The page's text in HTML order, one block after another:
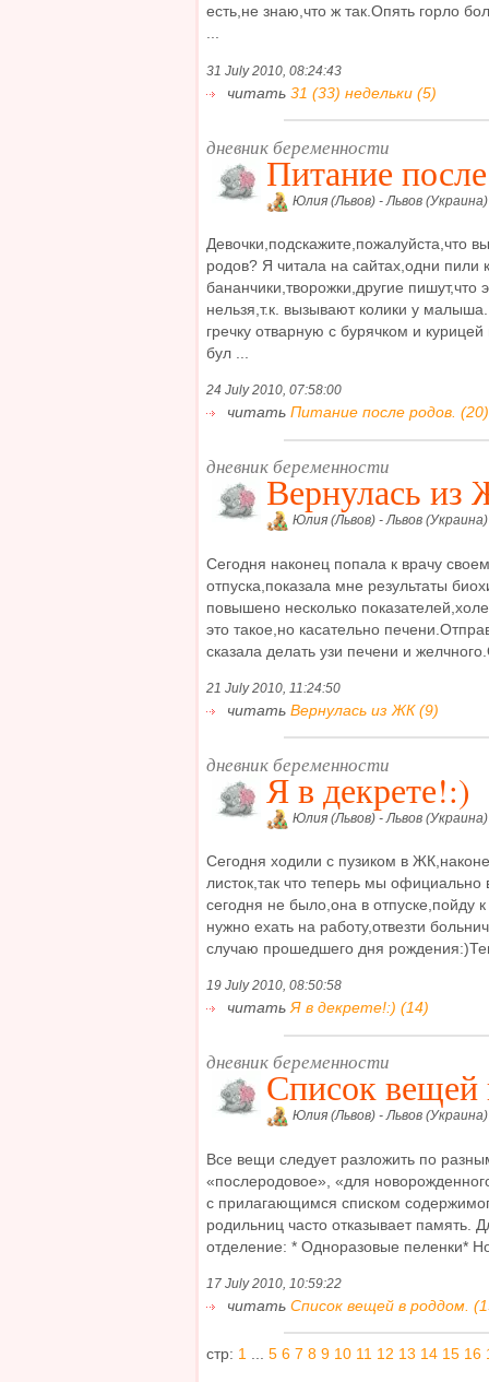
есть,не знаю,что ж так.Опять горло
...
31 July 2010, 08:24:43
читать 31 (33) недельки (5)
дневник беременности
Питание
Юлия (Львов) - Львов
Девочки,подскажите,пожалуйста,что
родов? Я читала на сайтах,одни пили
бананчики,творожки,другие пишут,что
нельзя,т.к. вызывают колики у
гречку отварную с бурячком и
бул ...
24 July 2010, 07:58:00
читать Питание после родов. (20)
дневник беременности
Вернулась
Юлия (Львов) - Львов
Сегодня наконец попала к врачу
отпуска,показала мне результаты
повышено несколько
это такое,но касательно
сказала делать узи печени и
21 July 2010, 11:24:50
читать Вернулась из ЖК (9)
дневник беременности
Я в декрете!:)
Юлия (Львов) - Львов
Сегодня ходили с пузиком в
листок,так что теперь мы официально
сегодня не было,она в отпуске,пойду
нужно ехать на работу,отвезти
случаю прошедшего дня
19 July 2010, 08:50:58
читатьЯ в декрете!:) (14)
дневник беременности
Список вещей
Юлия (Львов) - Львов
Все вещи следует разложить по
«послеродовое», «для
с прилагающимся списком
родильниц часто отказывает память.
отделение: * Одноразовые пеленки*
17 July 2010, 10:59:22
читать Список вещей в роддом.
стр: 1 5 6 7 8 9 10 11 12 13 14 15 16